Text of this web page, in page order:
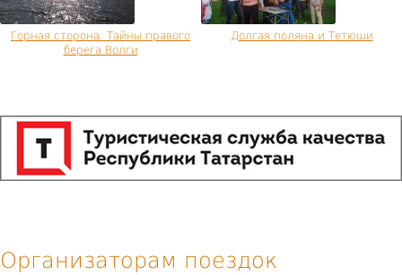
Горная сторона: Тайны правого
берега Волги
Долгая поляна и Тетюши
Организаторам поездок